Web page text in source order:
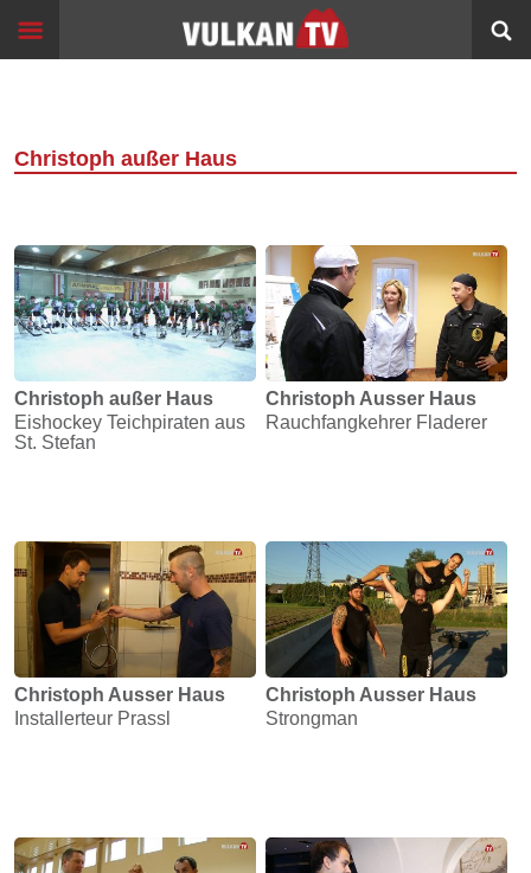
content
Start
Filme
360°
VR
Sport
Info
Alltagsgeschichten
Energie
Schnöll
gfrogt
Zonen
Podcast
Christoph außer Haus
Christoph außer Haus
Eishockey Teichpiraten aus
St. Stefan
Christoph Ausser Haus
Rauchfangkehrer Fladerer
Christoph Ausser Haus
Installerteur Prassl
Christoph Ausser Haus
Strongman